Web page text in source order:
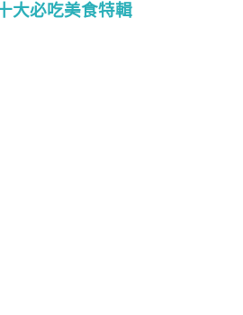
大必吃美食特輯